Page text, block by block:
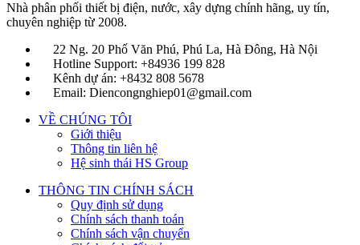
Nhà phân phối thiết bị điện, nước, xây dựng chính hãng, uy tín,
chuyên nghiệp từ 2008.
22 Ng. 20 Phố Văn Phú, Phú La, Hà Đông, Hà Nội
Hotline Support: +84936 199 828
Kênh dự án: +8432 808 5678
Email: Diencongnghiep01@gmail.com
VỀ CHÚNG TÔI
Giới thiệu
Thông tin liên hệ
Hệ sinh thái HS Group
THÔNG TIN CHÍNH SÁCH
Quy định sử dụng
Chính sách thanh toán
Chính sách vận chuyển